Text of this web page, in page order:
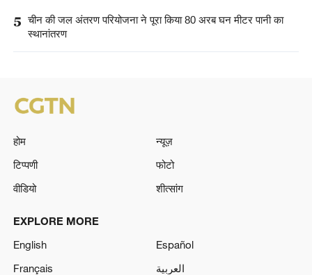
5 चीन की जल अंतरण परियोजना ने पूरा किया 80 अरब घन मीटर पानी का
स्थानांतरण
होम
न्यूज़
टिप्पणी
फोटो
वीडियो
शीत्सांग
EXPLORE MORE
English
Español
Français
العربية